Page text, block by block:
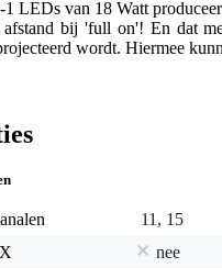
LEDs van 18 Watt
bij 'full on'! En dat
wordt. Hiermee
11, 15
nee